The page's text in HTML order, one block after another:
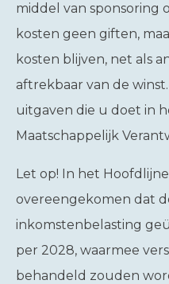
middel van sponsoring
kosten geen giften,
kosten blijven, net als
aftrekbaar van de
uitgaven die u doet in
Maatschappelijk
Let op! In het
overeengekomen dat
inkomstenbelasting
per 2028, waarmee
behandeld zouden